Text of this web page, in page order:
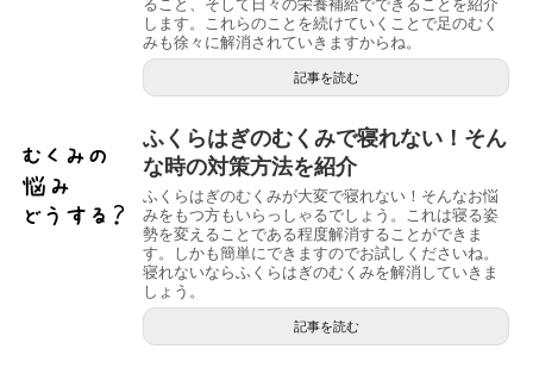
ること、そして日々の栄養補給でできることを紹介
します。これらのことを続けていくことで足のむく
みも徐々に解消されていきますからね。
記事を読む
ふくらはぎのむくみで寝れない！そん
な時の対策方法を紹介
ふくらはぎのむくみが大変で寝れない！そんなお悩
みをもつ方もいらっしゃるでしょう。これは寝る姿
勢を変えることである程度解消することができま
す。しかも簡単にできますのでお試しくださいね。
寝れないならふくらはぎのむくみを解消していきま
しょう。
記事を読む